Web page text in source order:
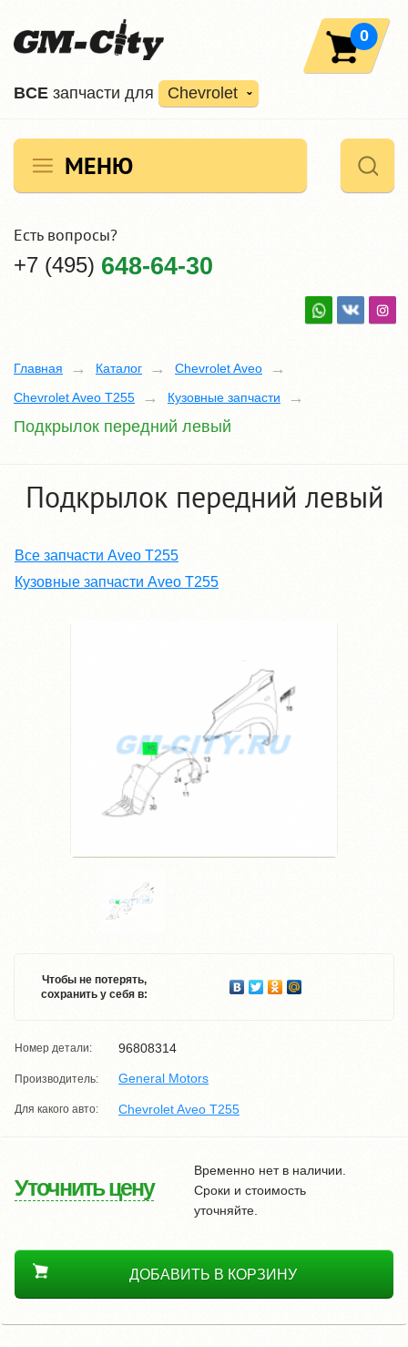
ВCE запчасти для Chevrolet
0
МЕНЮ
Есть вопросы?
+7 (495) 648-64-30
Главная Каталог
Chevrolet Aveo
Chevrolet Aveo T255
Кузовные запчасти
Подкрылок передний левый
Подкрылок передний левый
Все запчасти Aveo T255
Кузовные запчасти Aveo T255
Чтобы не потерять,
сохранить у себя в:
Номер детали: 96808314
Производитель: General Motors
Для какого авто: Chevrolet Aveo T255
Уточнить цену
Временно нет в наличии.
Сроки и стоимость
уточняйте.
ДОБАВИТЬ В КОРЗИНУ